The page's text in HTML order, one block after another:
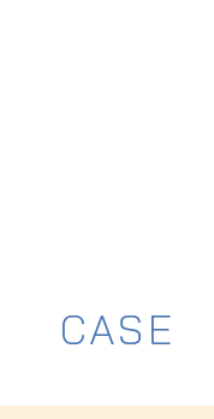
CASE